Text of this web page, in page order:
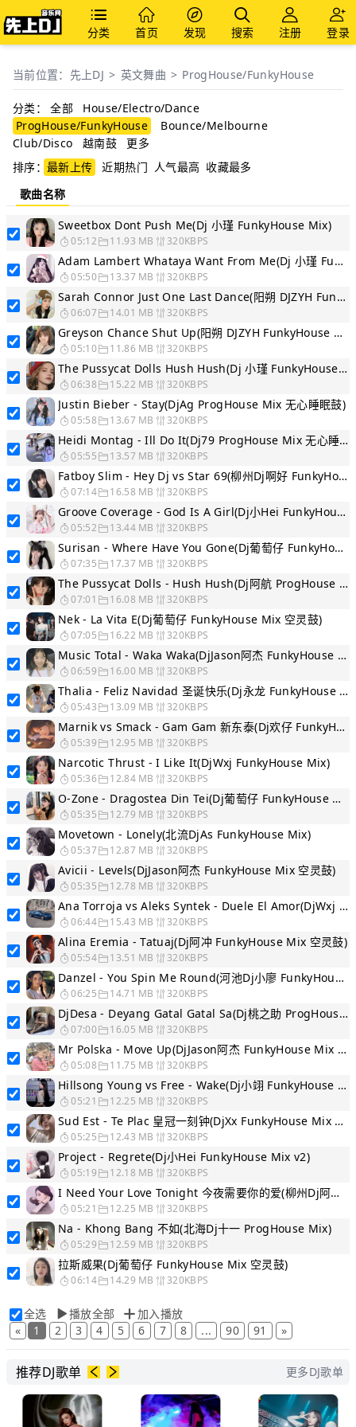
分类 首页 发现 搜索 注册 登录
当前位置： 先上DJ > 英文舞曲 > ProgHouse/FunkyHouse
分类： 全部
House/Electro/Dance
ProgHouse/FunkyHouse
Bounce/Melbourne
Club/Disco
越南鼓
更多
排序：最新上传 近期热门 人气最高 收藏最多
歌曲名称
Sweetbox Dont Push Me(Dj 小瑾 FunkyHouse Mix)
05:12 11.93 MB 320KBPS
Adam Lambert Whataya Want From Me(Dj 小瑾 FunkyHouse Mix)
05:50 13.37 MB 320KBPS
Sarah Connor Just One Last Dance(阳朔 DJZYH FunkyHouse Mix)
06:07 14.01 MB 320KBPS
Greyson Chance Shut Up(阳朔 DJZYH FunkyHouse Mix)
05:10 11.86 MB 320KBPS
The Pussycat Dolls Hush Hush(Dj 小瑾 FunkyHouse Mix)
06:38 15.22 MB 320KBPS
Justin Bieber - Stay(DjAg ProgHouse Mix 无心睡眠鼓)
05:58 13.67 MB 320KBPS
Heidi Montag - Ill Do It(Dj79 ProgHouse Mix 无心睡眠鼓)
05:55 13.57 MB 320KBPS
Fatboy Slim - Hey Dj vs Star 69(柳州Dj啊好 FunkyHouse Mix)
07:14 16.58 MB 320KBPS
Groove Coverage - God Is A Girl(Dj小Hei FunkyHouse Mix)
05:52 13.44 MB 320KBPS
Surisan - Where Have You Gone(Dj葡萄仔 FunkyHouse Mix 空灵鼓)
07:35 17.37 MB 320KBPS
The Pussycat Dolls - Hush Hush(Dj阿航 ProgHouse Mix)
07:01 16.08 MB 320KBPS
Nek - La Vita E(Dj葡萄仔 FunkyHouse Mix 空灵鼓)
07:05 16.22 MB 320KBPS
Music Total - Waka Waka(DjJason阿杰 FunkyHouse Mix 空灵鼓)
06:59 16.00 MB 320KBPS
Thalia - Feliz Navidad 圣诞快乐(Dj永龙 FunkyHouse Mix)
05:43 13.09 MB 320KBPS
Marnik vs Smack - Gam Gam 新东泰(Dj欢仔 FunkyHouse Mix 空灵鼓)
05:39 12.95 MB 320KBPS
Narcotic Thrust - I Like It(DjWxj FunkyHouse Mix)
05:36 12.84 MB 320KBPS
O-Zone - Dragostea Din Tei(Dj葡萄仔 FunkyHouse Mix 空灵鼓)
05:35 12.79 MB 320KBPS
Movetown - Lonely(北流DjAs FunkyHouse Mix)
05:37 12.87 MB 320KBPS
Avicii - Levels(DjJason阿杰 FunkyHouse Mix 空灵鼓)
05:35 12.78 MB 320KBPS
Ana Torroja vs Aleks Syntek - Duele El Amor(DjWxj FunkyHouse...
06:44 15.43 MB 320KBPS
Alina Eremia - Tatuaj(Dj阿冲 FunkyHouse Mix 空灵鼓)
05:54 13.51 MB 320KBPS
Danzel - You Spin Me Round(河池Dj小廖 FunkyHouse Mix)
06:25 14.71 MB 320KBPS
DjDesa - Deyang Gatal Gatal Sa(Dj桃之助 ProgHouse Mix 无心睡眠鼓)
07:00 16.05 MB 320KBPS
Mr Polska - Move Up(DjJason阿杰 FunkyHouse Mix 空灵鼓)
05:08 11.75 MB 320KBPS
Hillsong Young vs Free - Wake(Dj小翊 FunkyHouse Mix)
05:21 12.25 MB 320KBPS
Sud Est - Te Plac 皇冠一刻钟(DjXx FunkyHouse Mix v2)
05:25 12.43 MB 320KBPS
Project - Regrete(Dj小Hei FunkyHouse Mix v2)
05:19 12.18 MB 320KBPS
I Need Your Love Tonight 今夜需要你的爱(柳州Dj阿好 FunkyHouse Mix 空灵鼓)
05:21 12.25 MB 320KBPS
Na - Khong Bang 不如(北海Dj十一 ProgHouse Mix)
05:29 12.59 MB 320KBPS
拉斯威果(Dj葡萄仔 FunkyHouse Mix 空灵鼓)
06:14 14.29 MB 320KBPS
全选 播放全部
加入播放
«
1 2 3 4 5 6 7 8 ... 90 91 »
推荐DJ歌单 更多DJ歌单